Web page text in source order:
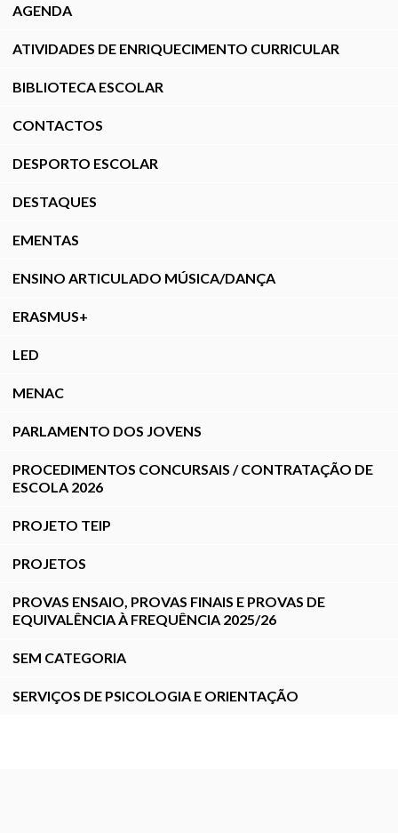
AGENDA
ATIVIDADES DE ENRIQUECIMENTO CURRICULAR
BIBLIOTECA ESCOLAR
CONTACTOS
DESPORTO ESCOLAR
DESTAQUES
EMENTAS
ENSINO ARTICULADO MÚSICA/DANÇA
ERASMUS+
LED
MENAC
PARLAMENTO DOS JOVENS
PROCEDIMENTOS CONCURSAIS / CONTRATAÇÃO DE
ESCOLA 2026
PROJETO TEIP
PROJETOS
PROVAS ENSAIO, PROVAS FINAIS E PROVAS DE
EQUIVALÊNCIA À FREQUÊNCIA 2025/26
SEM CATEGORIA
SERVIÇOS DE PSICOLOGIA E ORIENTAÇÃO